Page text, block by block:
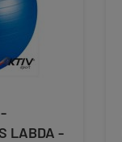
LABDA -